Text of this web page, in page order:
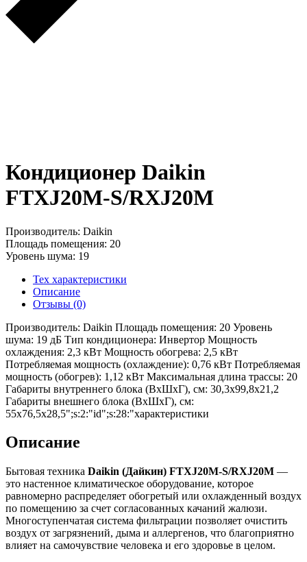
Кондиционер Daikin
FTXJ20M-S/RXJ20M
Производитель: Daikin
Площадь помещения: 20
Уровень шума: 19
Тех характеристики
Описание
Отзывы (0)
Производитель: Daikin Площадь помещения: 20 Уровень
шума: 19 дБ Тип кондиционера: Инвертор Мощность
охлаждения: 2,3 кВт Мощность обогрева: 2,5 кВт
Потребляемая мощность (охлаждение): 0,76 кВт Потребляемая
мощность (обогрев): 1,12 кВт Максимальная длина трассы: 20
Габариты внутреннего блока (ВхШхГ), см: 30,3x99,8x21,2
Габариты внешнего блока (ВхШхГ), см:
55х76,5х28,5";s:2:"id";s:28:"характеристики
Описание
Бытовая техника Daikin (Дайкин) FTXJ20M-S/RXJ20M —
это настенное климатическое оборудование, которое
равномерно распределяет обогретый или охлажденный воздух
по помещению за счет согласованных качаний жалюзи.
Многоступенчатая система фильтрации позволяет очистить
воздух от загрязнений, дыма и аллергенов, что благоприятно
влияет на самочувствие человека и его здоровье в целом.